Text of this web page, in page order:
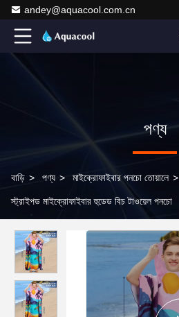
andey@aquacool.com.cn
পণ্য
বাড়ি > পণ্য > মাইক্রোফাইবার পনচো তোয়ালে >
স্ট্রাইপড মাইক্রোফাইবার হুডেড বিচ টাওয়েল পনচো